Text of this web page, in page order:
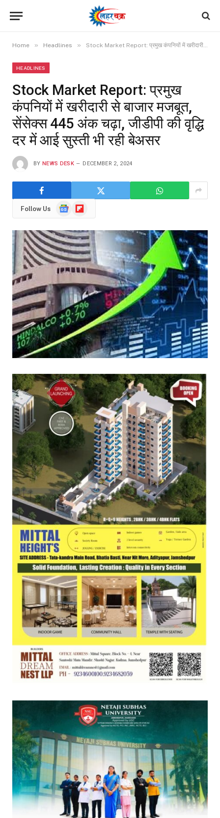
Home » Headlines » Stock Market Report: प्रमुख कंपनियों में खरीदारी से बाजार मजबूत, सेंसेक्स 445 अंक चढ़ा, जीडीपी की वृद्धि दर में आई सुस्ती भी रही बेअसर
HEADLINES
Stock Market Report: प्रमुख
कंपनियों में खरीदारी से बाजार मजबूत,
सेंसेक्स 445 अंक चढ़ा, जीडीपी की वृद्धि
दर में आई सुस्ती भी रही बेअसर
BY NEWS DESK DECEMBER 2, 2024
Follow Us
GoogleFlipboard